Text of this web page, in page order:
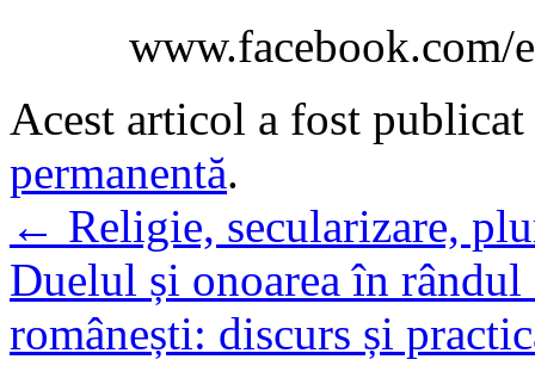
www.facebook.com/
Acest articol a fost
permanentă.
← Religie, secularizare,
Duelul și onoarea în
românești: discurs și